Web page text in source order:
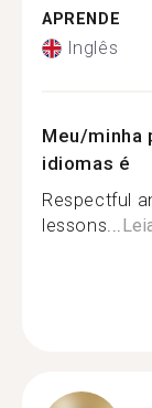
APRENDE
Inglês
Meu/minha
idiomas é
Respectful
lessons...